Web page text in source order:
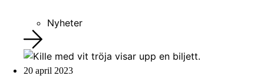
Nyheter
20 april 2023